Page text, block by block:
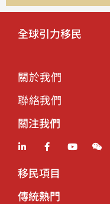
全球引力移民
關於我們
聯絡我們
關注我們
移民項目
傳統熱門